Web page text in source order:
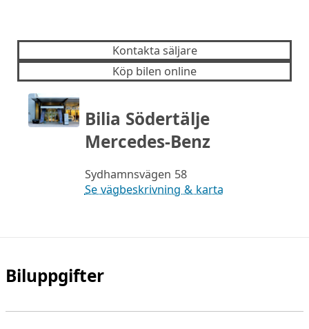
Kontakta säljare
Köp bilen online
Bilia Södertälje
Mercedes-Benz
Sydhamnsvägen 58
Se vägbeskrivning & karta
Biluppgifter